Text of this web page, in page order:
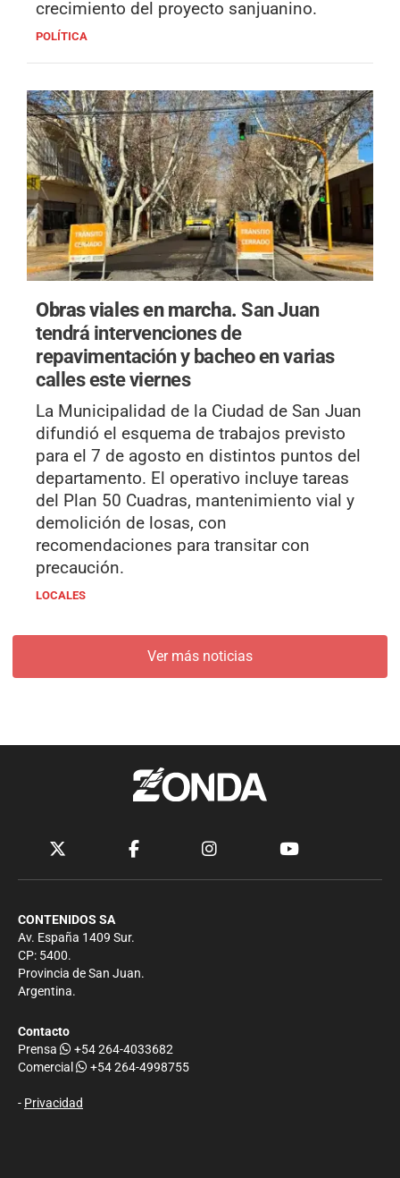
crecimiento del proyecto sanjuanino.
POLÍTICA
Obras viales en marcha.San Juan
tendrá intervenciones de
repavimentación y bacheo en varias
calles este viernes
La Municipalidad de la Ciudad de San Juan
difundió el esquema de trabajos previsto
para el 7 de agosto en distintos puntos del
departamento. El operativo incluye tareas
del Plan 50 Cuadras, mantenimiento vial y
demolición de losas, con
recomendaciones para transitar con
precaución.
LOCALES
Ver más noticias
CONTENIDOS SA
Av. España 1409 Sur.
CP: 5400.
Provincia de San Juan.
Argentina.
Contacto
Prensa
+54 264-4033682
Comercial
+54 264-4998755
- Privacidad